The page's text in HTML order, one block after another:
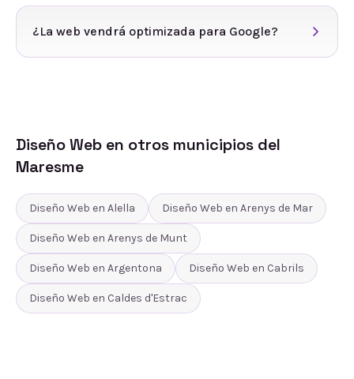
¿La web vendrá optimizada para Google?
Diseño Web en otros municipios del
Maresme
Diseño Web en Alella Diseño Web en Arenys de Mar
Diseño Web en Arenys de Munt
Diseño Web en Argentona Diseño Web en Cabrils
Diseño Web en Caldes d'Estrac